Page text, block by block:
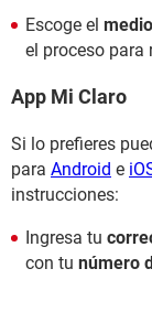
Escoge el
el proceso para
App Mi Claro
Si lo prefieres
para Android e
instrucciones:
Ingresa tu
con tu número